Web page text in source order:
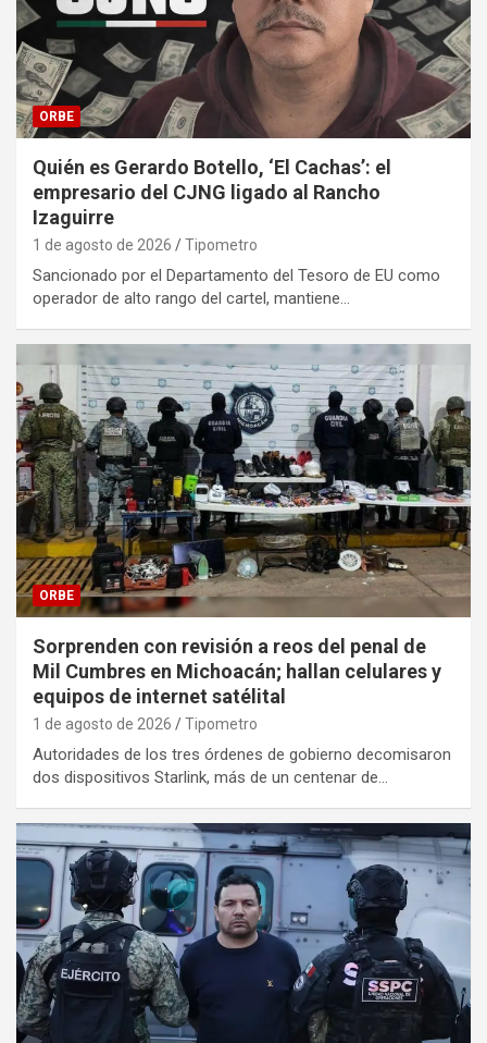
ORBE
Quién es Gerardo Botello, ‘El Cachas’: el
empresario del CJNG ligado al Rancho
Izaguirre
1 de agosto de 2026 Tipometro
Sancionado por el Departamento del Tesoro de EU como
operador de alto rango del cartel, mantiene…
ORBE
Sorprenden con revisión a reos del penal de
Mil Cumbres en Michoacán; hallan celulares y
equipos de internet satélital
1 de agosto de 2026 Tipometro
Autoridades de los tres órdenes de gobierno decomisaron
dos dispositivos Starlink, más de un centenar de…